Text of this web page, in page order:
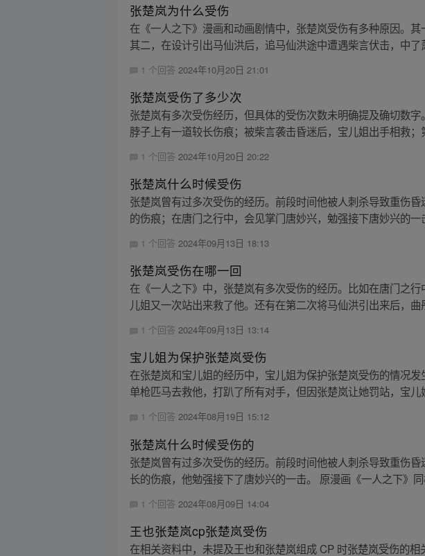
张楚岚为什么受伤
在《一人之下》漫画和动画剧情中，张楚岚受伤有多种原因。
其二，在设计引出马仙洪后，追马仙洪途中遭遇柴言伏击，中了
1 个回答 2024年10月20日 21:01
张楚岚受伤了多少次
张楚岚有多次受伤经历，但具体的受伤次数未明确提及确切数
脖子上有一道较长伤痕；被柴言袭击昏迷后，宝儿姐出手相救；
1 个回答 2024年10月20日 20:22
张楚岚什么时候受伤
张楚岚曾有过多次受伤的经历。前段时间他被人刺杀导致重伤
的伤痕；在唐门之行中，会见掌门唐妙兴，勉强接下唐妙兴的一
1 个回答2024年09月13日 18:13
张楚岚受伤在哪一回
在《一人之下》中，张楚岚有多次受伤的经历。比如在唐门之
儿姐又一次站出来救了他。还有在第二次将马仙洪引出来后，
1 个回答2024年09月13日 13:14
宝儿姐为保护张楚岚受伤
在张楚岚和宝儿姐的经历中，宝儿姐为保护张楚岚受伤的情况
单枪匹马去救他，打趴了所有对手，但因张楚岚让她罚站，宝儿
1 个回答2024年08月19日 15:12
张楚岚什么时候受伤的
张楚岚曾有过多次受伤的经历。前段时间他被人刺杀导致重伤
长的伤痕，他勉强接下了唐妙兴的一击。 原漫画《一人之下》
1 个回答 2024年08月09日 14:04
王也张楚岚cp张楚岚受伤
在相关资料中，未提及王也和张楚岚组成 CP 时张楚岚受伤的